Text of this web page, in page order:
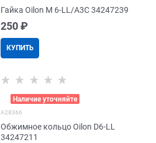
Гайка Oilon M 6-LL/A3C 34247239
250 ₽
КУПИТЬ
Наличие уточняйте
A28366
Обжимное кольцо Oilon D6-LL
34247211